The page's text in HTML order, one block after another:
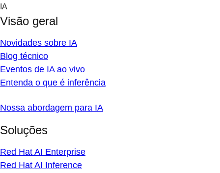
Skip
content
IA
Visão geral
Novidades sobre IA
Blog técnico
Eventos de IA ao vivo
Entenda o que é inferência
Nossa abordagem para IA
Soluções
Red Hat AI Enterprise
Red Hat AI Inference